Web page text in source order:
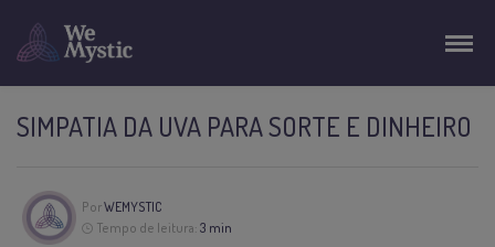
SIMPATIA DA UVA PARA SORTE E DINHEIRO
PorWEMYSTIC
Tempo de leitura: 3 min